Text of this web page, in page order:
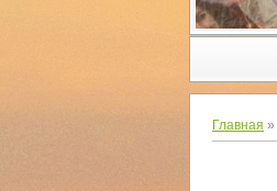
Главная »